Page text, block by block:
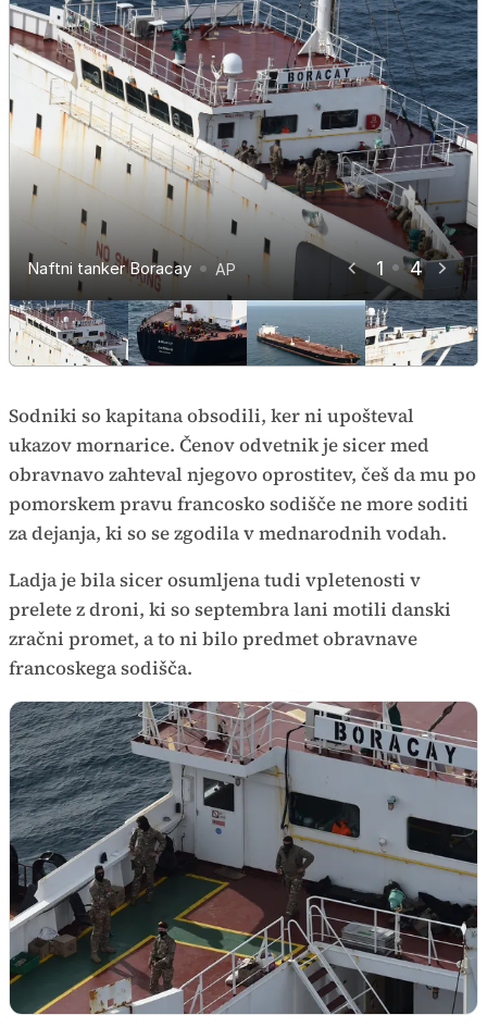
1 4
Naftni tanker Boracay AP
Naftni tanker Boracay AP
Naftni tanker Boracay AP
Naftni tanker Boracay AP
Sodniki so kapitana obsodili, ker ni upošteval
ukazov mornarice. Čenov odvetnik je sicer med
obravnavo zahteval njegovo oprostitev, češ da mu po
pomorskem pravu francosko sodišče ne more soditi
za dejanja, ki so se zgodila v mednarodnih vodah.
Ladja je bila sicer osumljena tudi vpletenosti v
prelete z droni, ki so septembra lani motili danski
zračni promet, a to ni bilo predmet obravnave
francoskega sodišča.